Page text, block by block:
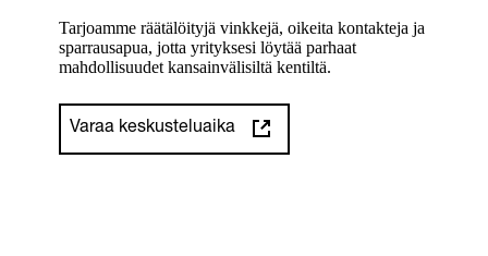
Tarjoamme räätälöityjä vinkkejä, oikeita kontakteja ja
sparrausapua, jotta yrityksesi löytää parhaat
mahdollisuudet kansainvälisiltä kentiltä.
Varaa keskusteluaika